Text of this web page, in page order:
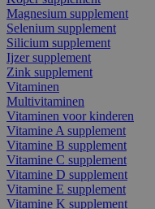
Magnesium supplement
Selenium supplement
Silicium supplement
Ijzer supplement
Zink supplement
Vitaminen
Multivitaminen
Vitaminen voor kinderen
Vitamine A supplement
Vitamine B supplement
Vitamine C supplement
Vitamine D supplement
Vitamine E supplement
Vitamine K supplement